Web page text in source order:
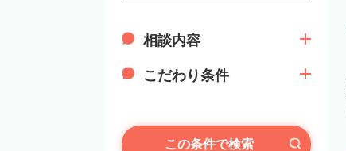
相談内容
こだわり条件
この条件で検索